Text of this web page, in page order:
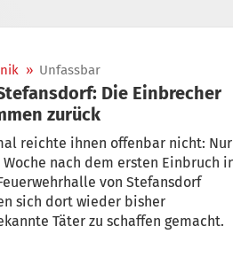
» Unfassbar
zurück
reichte ihnen offenbar nicht: Nur
nach dem ersten Einbruch in
von Stefansdorf
sich dort wieder bisher
Täter zu schaffen gemacht.